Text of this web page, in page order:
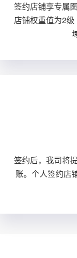
签约店铺享专属
店铺权重值为2
签约后，我司将
账。个人签约店